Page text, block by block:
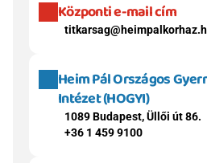
Központi e-mail cím
Heim Pál Országos
Intézet (HOGYI)
1089 Budapest, Üllői út 86.
+36 1 459 9100